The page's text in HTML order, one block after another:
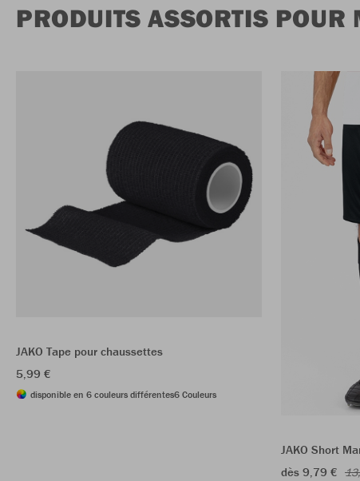
PRODUITS ASSORTIS
JAKO Tape pour chaussettes
5,99 €
disponible en 6 couleurs différentes6 Couleurs
JAKO Short
dès 9,79 €